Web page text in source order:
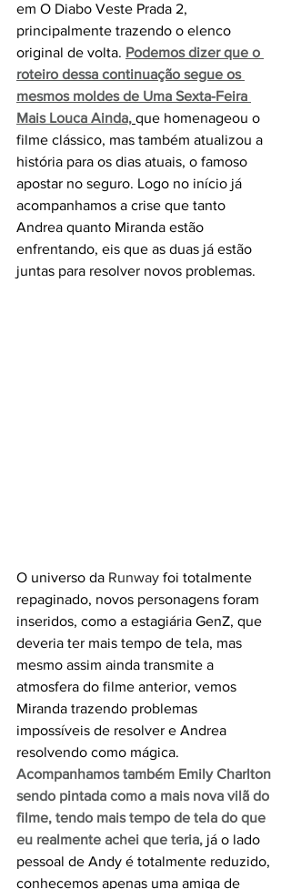
em O Diabo Veste Prada 2,
principalmente trazendo o elenco
original de volta. Podemos dizer que o
roteiro dessa continuação segue os
mesmos moldes de Uma Sexta-Feira
Mais Louca Ainda, que homenageou o
filme clássico, mas também atualizou a
história para os dias atuais, o famoso
apostar no seguro. Logo no início já
acompanhamos a crise que tanto
Andrea quanto Miranda estão
enfrentando, eis que as duas já estão
juntas para resolver novos problemas.
O universo da Runway foi totalmente
repaginado, novos personagens foram
inseridos, como a estagiária GenZ, que
deveria ter mais tempo de tela, mas
mesmo assim ainda transmite a
atmosfera do filme anterior, vemos
Miranda trazendo problemas
impossíveis de resolver e Andrea
resolvendo como mágica.
Acompanhamos também Emily Charlton
sendo pintada como a mais nova vilã do
filme, tendo mais tempo de tela do que
eu realmente achei que teria, já o lado
pessoal de Andy é totalmente reduzido,
conhecemos apenas uma amiga de